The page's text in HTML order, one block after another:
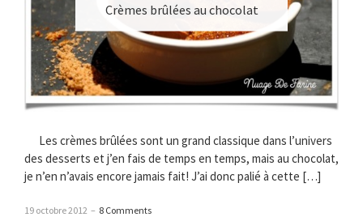
Crèmes brûlées au chocolat
Les crèmes brûlées sont un grand classique dans l’univers
des desserts et j’en fais de temps en temps, mais au chocolat,
je n’en n’avais encore jamais fait! J’ai donc palié à cette […]
19 octobre 2012 – 8 Comments